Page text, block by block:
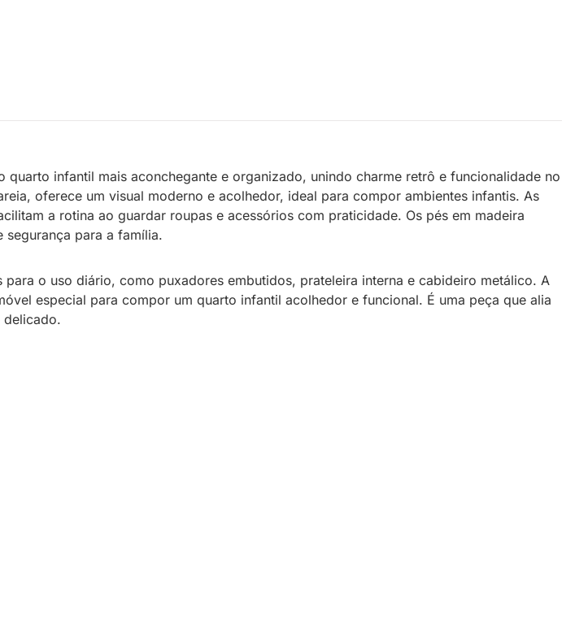
quarto infantil mais aconchegante e organizado, unindo charme retrô e funcionalidade no
oferece um visual moderno e acolhedor, ideal para compor ambientes infantis. As
a rotina ao guardar roupas e acessórios com praticidade. Os pés em madeira
para a família.
o uso diário, como puxadores embutidos, prateleira interna e cabideiro metálico. A
especial para compor um quarto infantil acolhedor e funcional. É uma peça que alia
delicado.